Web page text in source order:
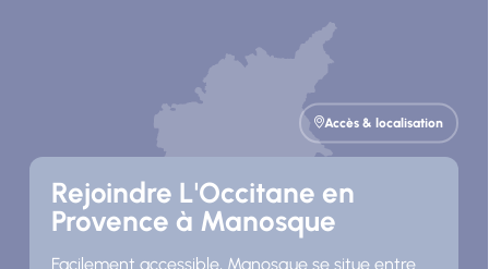
Accès & localisation
Rejoindre L'Occitane en
Provence à Manosque
Facilement accessible, Manosque se situe entre